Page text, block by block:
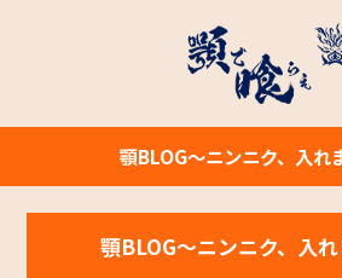
顎BLOG～ニンニク、入れ
顎BLOG～ニンニク、入